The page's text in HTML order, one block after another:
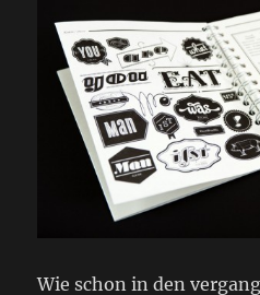
Wie schon in den